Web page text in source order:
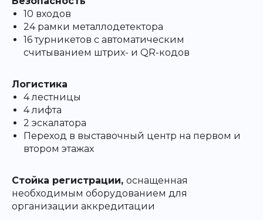
10 входов
24 рамки металлодетектора
16 турникетов с автоматическим
считыванием штрих- и QR-кодов
Логистика
4 лестницы
4 лифта
2 эскалатора
Переход в выставочный центр на первом и
втором этажах
Стойка регистрации, оснащенная
необходимым оборудованием для
организации аккредитации